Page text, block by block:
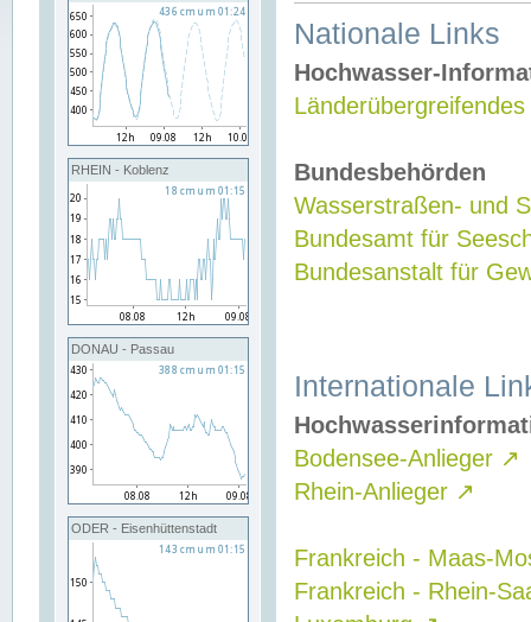
RHEIN - Koblenz
DONAU - Passau
ODER - Eisenhüttenstadt
Nationale Links
Hochwasser-
Bundesbehörden
Wasserstraßen- und
Bundesamt für
Bundesanstalt für
Internationale
Bodensee-Anlieger ↗
Rhein-Anlieger ↗
Frankreich - Maas-
Frankreich - Rhein-